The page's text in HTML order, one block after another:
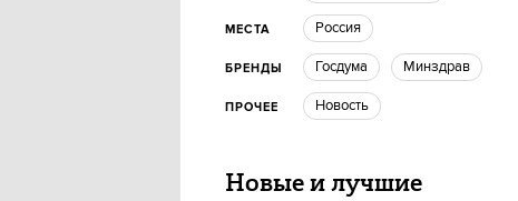
МЕСТА Россия
БРЕНДЫ госдума Минздрав
ПРОЧЕЕ Новость
Новые и лучшие